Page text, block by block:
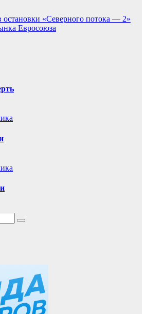
«Северного потока — 2»
Евросоюза